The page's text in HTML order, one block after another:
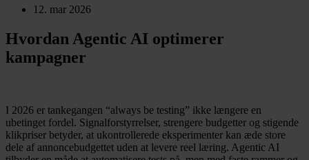
12. mar 2026
Hvordan Agentic AI optimerer
kampagner
I 2026 er tankegangen “always be testing” ikke længere en
ubetinget fordel. Signalforstyrrelser, strengere budgetter og stigende
klikpriser betyder, at ukontrollerede eksperimenter kan æde store
dele af annoncebudgettet uden at levere reel læring. Agentic AI